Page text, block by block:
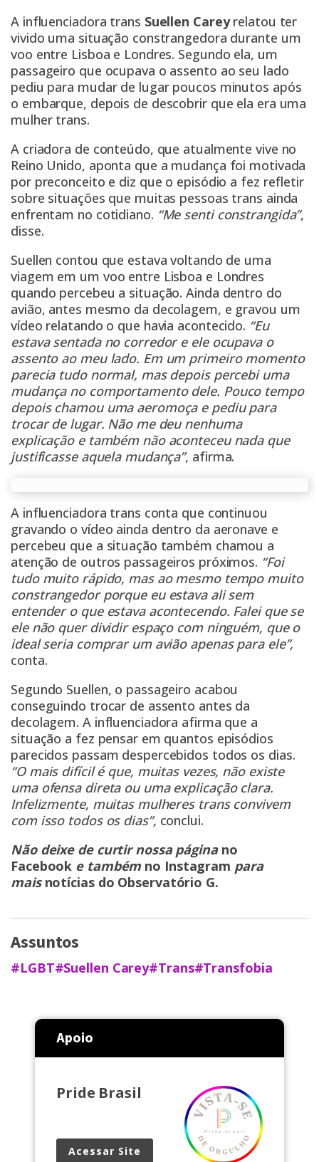
A influenciadora trans Suellen Careyrelatou ter
vivido uma situação constrangedora durante um
voo entre Lisboa e Londres. Segundo ela, um
passageiro que ocupava o assento ao seu lado
pediu para mudar de lugar poucos minutos após
o embarque, depois de descobrir que ela era uma
mulher trans.
A criadora de conteúdo, que atualmente vive no
Reino Unido, aponta que a mudança foi motivada
por preconceito e diz que o episódio a fez refletir
sobre situações que muitas pessoas trans ainda
enfrentam no cotidiano. “Me senti constrangida”,
disse.
Suellen contou que estava voltando de uma
viagem em um voo entre Lisboa e Londres
quando percebeu a situação. Ainda dentro do
avião, antes mesmo da decolagem, e gravou um
vídeo relatando o que havia acontecido. “Eu
estava sentada no corredor e ele ocupava o
assento ao meu lado. Em um primeiro momento
parecia tudo normal, mas depois percebi uma
mudança no comportamento dele. Pouco tempo
depois chamou uma aeromoça e pediu para
trocar de lugar. Não me deu nenhuma
explicação e também não aconteceu nada que
justificasse aquela mudança”, afirma.
A influenciadora trans conta que continuou
gravando o vídeo ainda dentro da aeronave e
percebeu que a situação também chamou a
atenção de outros passageiros próximos. “Foi
tudo muito rápido, mas ao mesmo tempo muito
constrangedor porque eu estava ali sem
entender o que estava acontecendo. Falei que se
ele não quer dividir espaço com ninguém, que o
ideal seria comprar um avião apenas para ele”,
conta.
Segundo Suellen, o passageiro acabou
conseguindo trocar de assento antes da
decolagem. A influenciadora afirma que a
situação a fez pensar em quantos episódios
parecidos passam despercebidos todos os dias.
“O mais difícil é que, muitas vezes, não existe
uma ofensa direta ou uma explicação clara.
Infelizmente, muitas mulheres trans convivem
com isso todos os dias”, conclui.
Não deixe de curtir nossa página no
Facebook e também no Instagram para
mais notícias do Observatório G.
Assuntos
#LGBT#Suellen Carey#Trans#Transfobia
Apoio
Pride Brasil
Acessar Site